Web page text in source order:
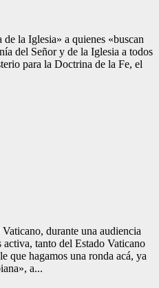
la Iglesia» a quienes «buscan
del Señor y de la Iglesia a todos
para la Doctrina de la Fe, el
durante una audiencia
tanto del Estado Vaticano
que hagamos una ronda acá, ya
a...